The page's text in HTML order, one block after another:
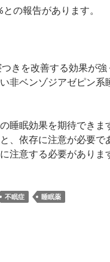
の報告があります。
きを改善する効果が強
非ベンゾジアゼピン系
睡眠効果を期待できま
、依存に注意が必要で
注意する必要がありま
不眠症 睡眠薬